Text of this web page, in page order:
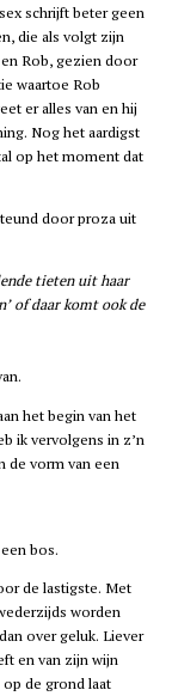
schrijft beter geen
die als volgt zijn
Rob, gezien door
waartoe Rob
er alles van en hij
Nog het aardigst
op het moment dat
door proza uit
tieten uit haar
of daar komt ook de
het begin van het
ik vervolgens in z’n
de vorm van een
bos.
de lastigste. Met
worden
over geluk. Liever
en van zijn wijn
de grond laat